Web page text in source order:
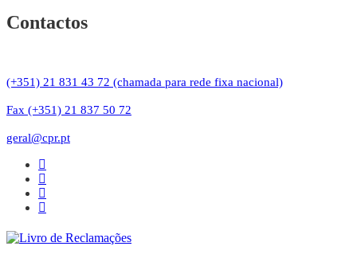
Contactos
(+351) 21 831 43 72 (chamada para rede fixa nacional)
Fax (+351) 21 837 50 72
geral@cpr.pt